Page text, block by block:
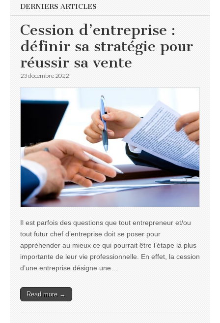
DERNIERS ARTICLES
Cession d’entreprise :
définir sa stratégie pour
réussir sa vente
23 décembre 2022
Il est parfois des questions que tout entrepreneur et/ou
tout futur chef d’entreprise doit se poser pour
appréhender au mieux ce qui pourrait être l’étape la plus
importante de leur vie professionnelle. En effet, la cession
d’une entreprise désigne une…
Read more →